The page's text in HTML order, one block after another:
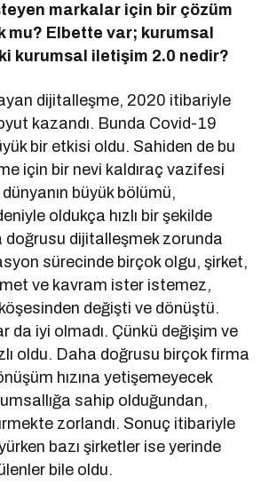
markalar için bir çözüm
mu? Elbette var; kurumsal
kurumsal iletişim 2.0 nedir?
dijitalleşme, 2020 itibariyle
kazandı. Bunda Covid-19
bir etkisi oldu. Sahiden de bu
için bir nevi kaldıraç vazifesi
büyük bölümü,
oldukça hızlı bir şekilde
dijitalleşmek zorunda
sürecinde birçok olgu, şirket,
ve kavram ister istemez,
köşesinden değişti ve dönüştü.
da iyi olmadı. Çünkü değişim ve
oldu. Daha doğrusu birçok firma
hızına yetişemeyecek
sahip olduğundan,
zorlandı. Sonuç itibariyle
bazı şirketler ise yerinde
bile oldu.